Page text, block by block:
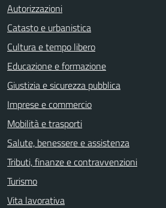
Autorizzazioni
Catasto e urbanistica
Cultura e tempo libero
Educazione e formazione
Giustizia e sicurezza pubblica
Imprese e commercio
Mobilità e trasporti
Salute, benessere e assistenza
Tributi, finanze e contravvenzioni
Turismo
Vita lavorativa